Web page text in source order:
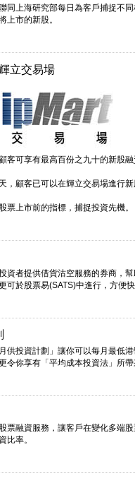
同上海研究部每日為客戶捕捉不
上市的新股。
立交易場
客可享有最高百份之九十的新股
，顧客已可以在輝立交易場進行
票上市前的指標，捕捉投資先機。
資者提供借貨沽空服務的券商，
可於股票易(SATS)中進行，方便快
供投資計劃」讓你可以每月最低
令你享有「平均成本投資法」所
票融資服務，讓客戶在變化多端
比率。